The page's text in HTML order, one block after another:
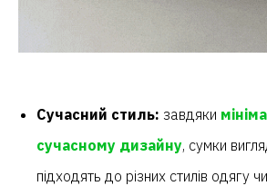
Сучасний стиль: завдяки
сучасному дизайну, сумки
підходять до різних стилів одягу